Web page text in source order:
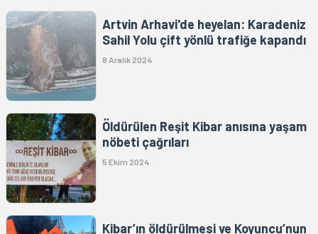
Artvin Arhavi'de heyelan: Karadeniz
Sahil Yolu çift yönlü trafiğe kapandı
8 Aralık 2024
Öldürülen Reşit Kibar anısına yaşam
nöbeti çağrıları
5 Ekim 2024
Kibar’ın öldürülmesi ve Koyuncu’nun